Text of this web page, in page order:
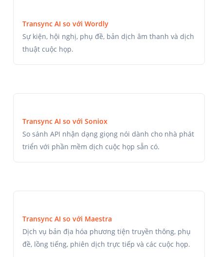
Transync AI so với Wordly
Sự kiện, hội nghị, phụ đề, bản dịch âm thanh và dịch
thuật cuộc họp.
Transync AI so với Soniox
So sánh API nhận dạng giọng nói dành cho nhà phát
triển với phần mềm dịch cuộc họp sẵn có.
Transync AI so với Maestra
Dịch vụ bản địa hóa phương tiện truyền thông, phụ
đề, lồng tiếng, phiên dịch trực tiếp và các cuộc họp.